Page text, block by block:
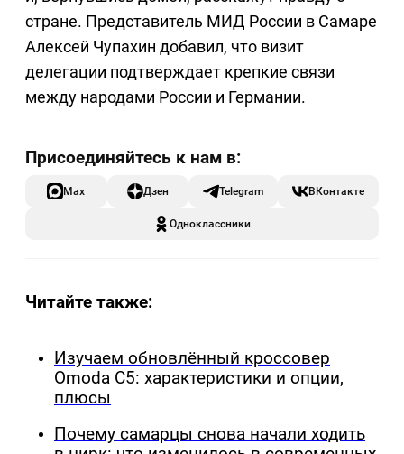
стране. Представитель МИД России в Самаре
Алексей Чупахин добавил, что визит
делегации подтверждает крепкие связи
между народами России и Германии.
Max Дзен Telegram ВКонтакте
Одноклассники
Читайте также:
Изучаем обновлённый кроссовер
Omoda C5: характеристики и опции,
плюсы
Почему самарцы снова начали ходить